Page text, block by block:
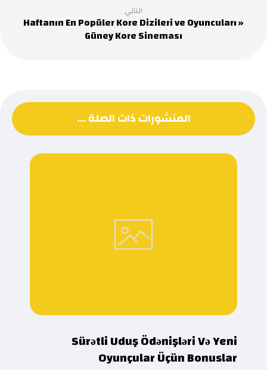
التالي
Haftanın En Popüler Kore Dizileri ve Oyuncuları »
Güney Kore Sineması
المنشورات ذات الصلة ...
Sürətli Uduş Ödənişləri Və Yeni
Oyunçular Üçün Bonuslar